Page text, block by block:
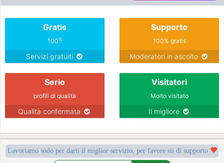
Gratis
100%
Servizi gratuiti
Supporto
100% gratis
Moderatori in ascolto
Serio
profili di qualità
Qualità confermata
Visitatori
Molto visitato
Il migliore
Lavoriamo sodo per darti il miglior servizio, per favore sii di supporto